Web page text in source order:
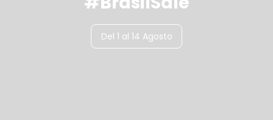
Del 1 al 14 Agosto